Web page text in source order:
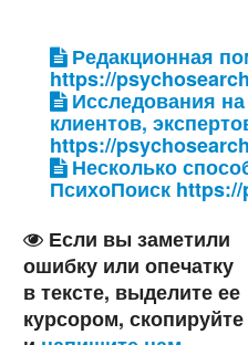
Редакционная
https://
Исследования на
клиентов,
https://
Несколько
ПсихоПоиск
Если вы заметили
ошибку или опечатку
в тексте, выделите ее
курсором, скопируйте